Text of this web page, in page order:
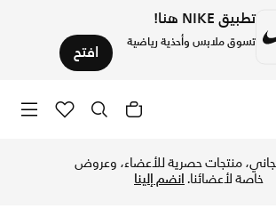
تطبيق NIKE هنا!
تسوق ملابس وأحذية رياضية افتح
منتجات حصرية للأعضاء، وعروض
خاصة لأعضائنا.انضم إلينا